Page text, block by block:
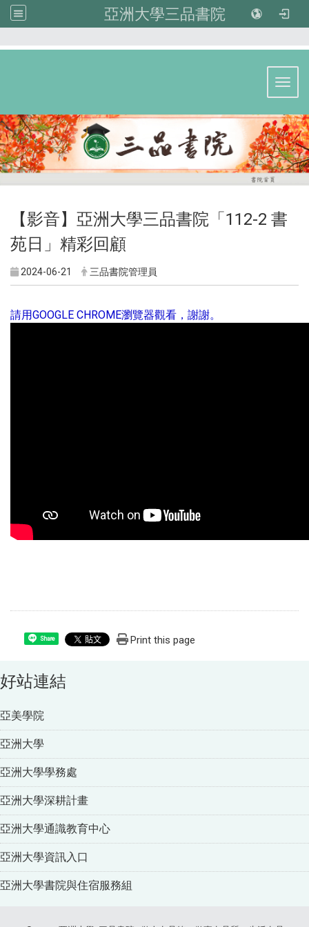
亞洲大學三品書院
【影音】亞洲大學三品書院「112-2 書
苑日」精彩回顧
2024-06-21 三品書院管理員
請用GOOGLE CHROME瀏覽器觀看，謝謝。
Share Print this page
好站連結
亞美學院
亞洲大學
亞洲大學學務處
亞洲大學深耕計畫
亞洲大學通識教育中心
亞洲大學資訊入口
亞洲大學書院與住宿服務組